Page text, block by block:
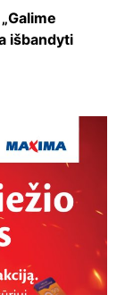
išbandyti